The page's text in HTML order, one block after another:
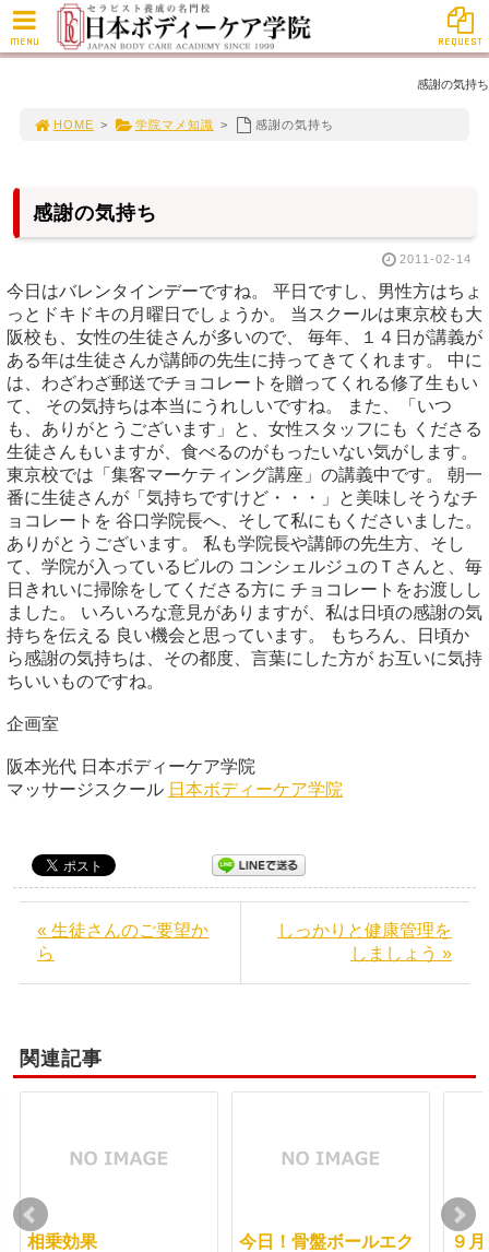
感謝の気持ち
HOME > 学院マメ知識 > 感謝の気持ち
感謝の気持ち
2011-02-14
今日はバレンタインデーですね。 平日ですし、男性方はちょ
っとドキドキの月曜日でしょうか。 当スクールは東京校も大
阪校も、女性の生徒さんが多いので、 毎年、１４日が講義が
ある年は生徒さんが講師の先生に持ってきてくれます。 中に
は、わざわざ郵送でチョコレートを贈ってくれる修了生もい
て、 その気持ちは本当にうれしいですね。 また、「いつ
も、ありがとうございます」と、女性スタッフにも くださる
生徒さんもいますが、食べるのがもったいない気がします。
東京校では「集客マーケティング講座」の講義中です。 朝一
番に生徒さんが「気持ちですけど・・・」と美味しそうなチ
ョコレートを 谷口学院長へ、そして私にもくださいました。
ありがとうございます。 私も学院長や講師の先生方、そし
て、学院が入っているビルの コンシェルジュのＴさんと、毎
日きれいに掃除をしてくださる方に チョコレートをお渡しし
ました。 いろいろな意見がありますが、私は日頃の感謝の気
持ちを伝える 良い機会と思っています。 もちろん、日頃か
ら感謝の気持ちは、その都度、言葉にした方が お互いに気持
ちいいものですね。
企画室
阪本光代 日本ボディーケア学院
マッサージスクール 日本ボディーケア学院
« 生徒さんのご要望か
ら
しっかりと健康管理を
しましょう »
関連記事
相乗効果
今日！骨盤ボールエク
９
MENU REQUEST